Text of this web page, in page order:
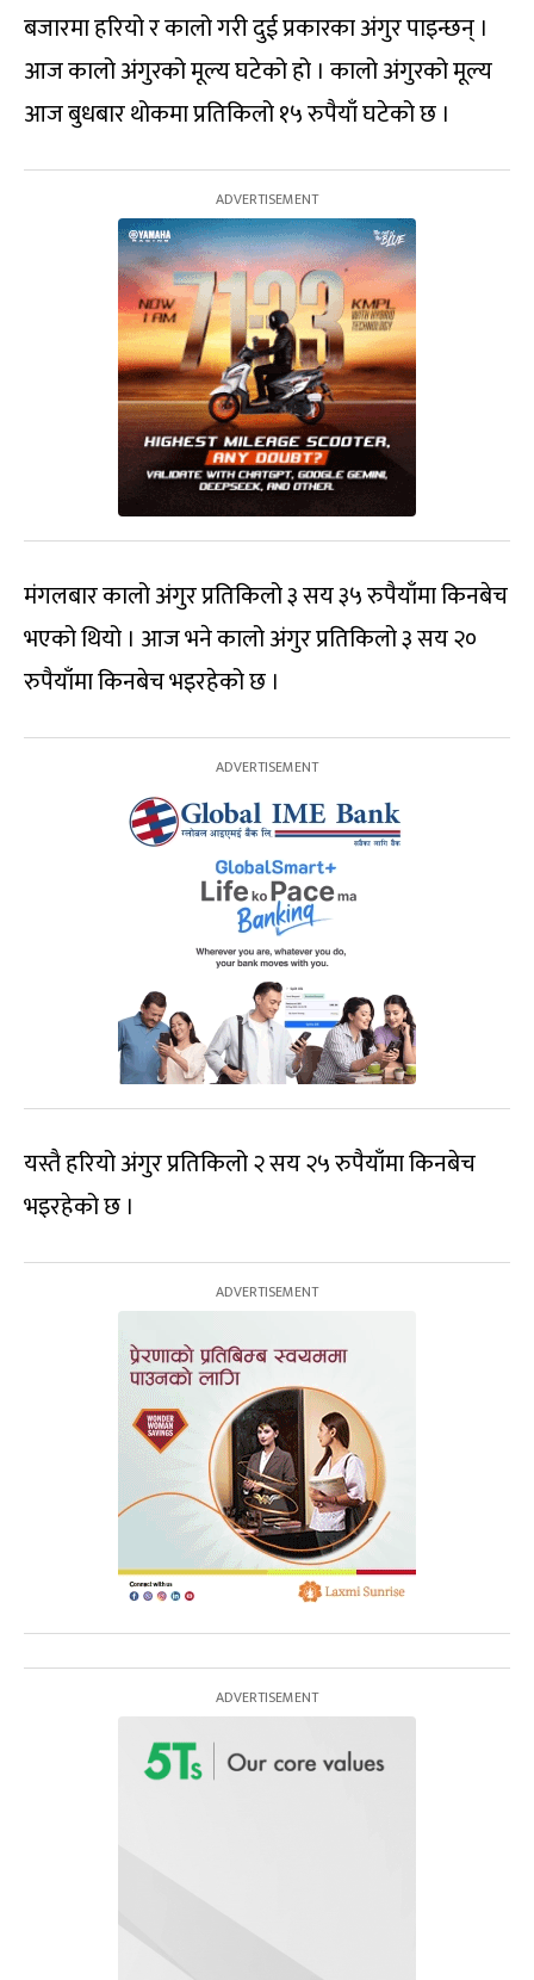
बजारमा हरियो र कालो गरी दुई प्रकारका अंगुर पाइन्छन् ।
आज कालो अंगुरको मूल्य घटेको हो । कालो अंगुरको मूल्य
आज बुधबार थोकमा प्रतिकिलो १५ रुपैयाँ घटेको छ ।
मंगलबार कालो अंगुर प्रतिकिलो ३ सय ३५ रुपैयाँमा किनबेच
भएको थियो । आज भने कालो अंगुर प्रतिकिलो ३ सय २०
रुपैयाँमा किनबेच भइरहेको छ ।
यस्तै हरियो अंगुर प्रतिकिलो २ सय २५ रुपैयाँमा किनबेच
भइरहेको छ ।